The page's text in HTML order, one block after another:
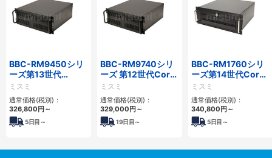
BBC-RM9450シリ
ーズ第13世代
Core・12世代
Celeron対応ラック
マウント4PCIe
ミスミ
通常価格(税別)：
326,800円～
5日目～
BBC-RM9740シリ
ーズ 第12世代Core
対応ラックマウント
FAPC4PCI・3PCIe
ミスミ
通常価格(税別)：
329,000円～
19日目～
BBC-RM1760シリ
ーズ第14世代Core
対応ラックマウント
3PCIe
ミスミ
通常価格(税別)：
340,800円～
5日目～